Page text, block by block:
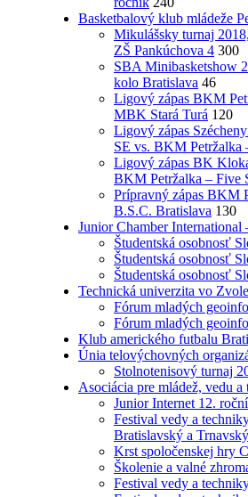
Basketbalový klub mládeže
Mikulášsky turnaj
ZŠ Pankúchova 4 300
SBA Minibasketshow
kolo Bratislava 46
Ligový zápas BKM
MBK Stará Turá 120
Ligový zápas
SE vs. BKM Petržalka
Ligový zápas BK
BKM Petržalka – Five
Prípravný zápas BKM
B.S.C. Bratislava 130
Junior Chamber International
Študentská osobnosť
Študentská osobnosť
Študentská osobnosť
Technická univerzita vo
Fórum mladých
Fórum mladých
Klub amerického futbalu
Únia telovýchovných
Stolnotenisový turnaj
Asociácia pre mládež, vedu a
Junior Internet 12.
Festival vedy a
Bratislavský a
Krst spoločenskej hry
Školenie a valné
Festival vedy a